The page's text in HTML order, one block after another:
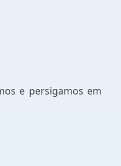
e persigamos em